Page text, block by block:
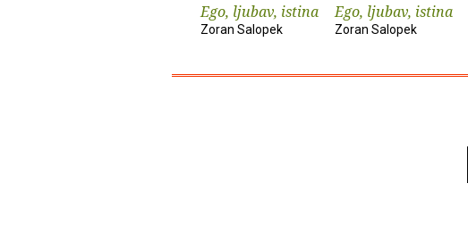
Ego, ljubav, istina
Zoran Salopek
Ego, ljubav, istina
Zoran Salopek